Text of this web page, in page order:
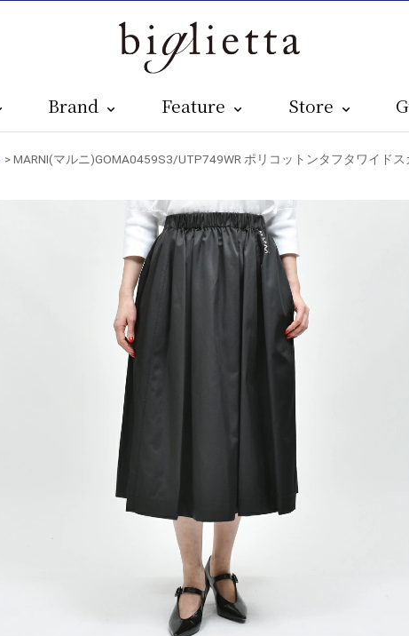
Brand Feature Store
> MARNI(マルニ)GOMA0459S3/UTP749WR ポリコットンタフタワイド